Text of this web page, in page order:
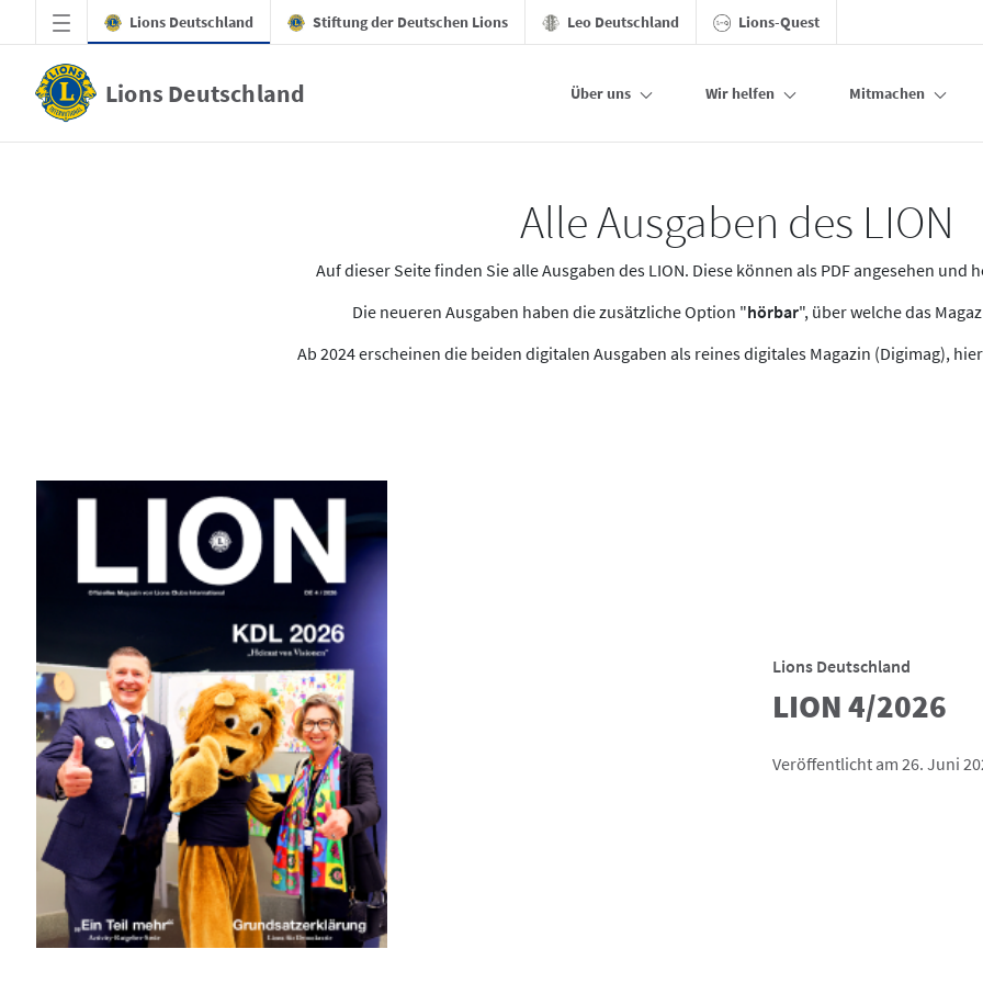
Zum Hauptinhalt springen
Lions Deutschland Stiftung der Deutschen Lions Leo Deutschland Lions-Quest
Lions Deutschland Über uns Wir helfen Mitmachen
Alle Ausgaben des LION
Auf dieser Seite finden Sie alle Ausgaben des LION. Diese können als PDF angesehen und
Die neueren Ausgaben haben die zusätzliche Option "hörbar", über welche das
Ab 2024 erscheinen die beiden digitalen Ausgaben als reines digitales Magazin (Digimag),
Lions Deutschland
LION 4/2026
Veröffentlicht am 26. Juni